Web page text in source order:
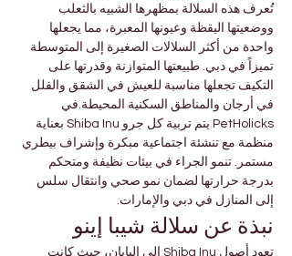
تُعرف هذه السلالة بمظهرها الشبيه بالثعلب
ووضعيتها اليقظة وعيونها المعبرة، مما يجعلها
واحدة من أكثر السلالات الصغيرة إلى المتوسطة
تميزاً في دبي. طبيعتها المتوازنة وقدرتها على
التكيف تجعلها مناسبة للعيش في الشقق والفلل
في أرجان والمناطق السكنية المحيطة.في
PetHolicks يتم تربية كل جرو Shiba Inu بعناية
منظمة مع تنشئة اجتماعية مبكرة وإشراف بيطري
مستمر. تنمو الجراء في بيئات نظيفة ومتحكم
بدرجة حرارتها لضمان نمو صحي وانتقال سلس
إلى المنازل في دبي والإمارات.
نبذة عن سلالة شيبا إينو
تعود أصول Shiba Inu إلى اليابان، حيث كانت